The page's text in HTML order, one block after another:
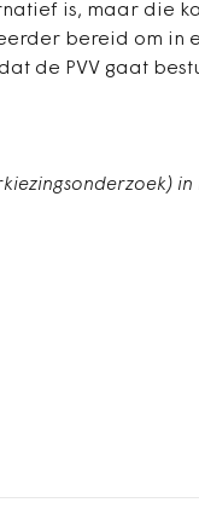
is, maar die
bereid om in
de PVV gaat